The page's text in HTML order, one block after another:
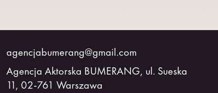
WSPÓŁPRACA
O
NAS
agencjabumerang@gmail.com
Agencja Aktorska BUMERANG, ul. Sueska
11, 02-761 Warszawa